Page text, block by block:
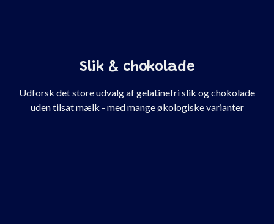
Slik & chokolade
Udforsk det store udvalg af gelatinefri slik og chokolade
uden tilsat mælk - med mange økologiske varianter